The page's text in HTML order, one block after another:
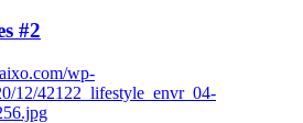
#2
wp-
12/42122_lifestyle_envr_04-